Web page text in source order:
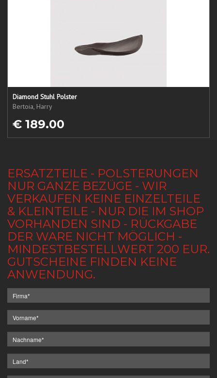
Diamond Stuhl Polster
Bertoia, Harry
€ 189.00
ERSATZTEILE - POLSTERUNGEN
NUR GANZE BEZÜGE - WIR
VERKAUFEN KEINE EINZELTEILE
& KLEINTEILE - NUR DIE IM SHOP
VORHANDEN SIND - RÜCKGABE
DER WARE NICHT MÖGLICH -
MINDESTBESTELLWERT 200 EUR.
GUTSCHEINE FINDEN KEINE
ANWENDUNG.